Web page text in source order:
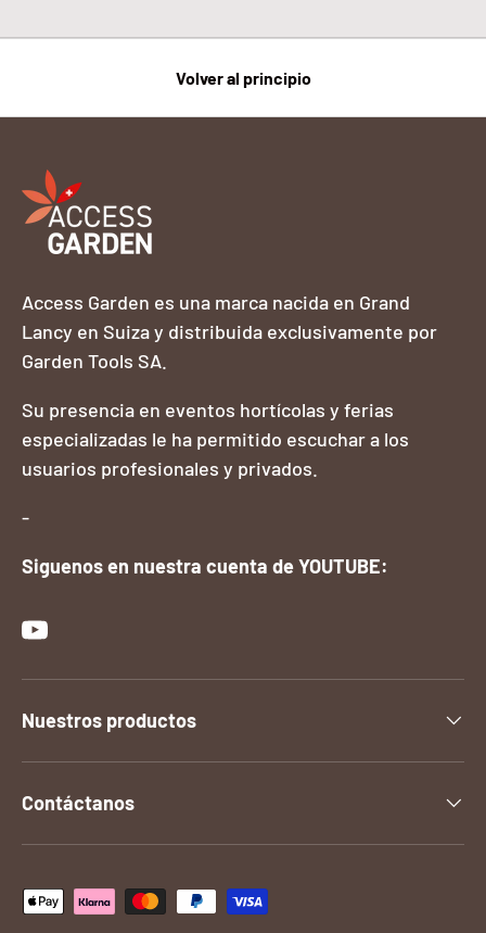
Volver al principio
Access Garden es una marca nacida en Grand
Lancy en Suiza y distribuida exclusivamente por
Garden Tools SA.
Su presencia en eventos hortícolas y ferias
especializadas le ha permitido escuchar a los
usuarios profesionales y privados.
-
Siguenos en nuestra cuenta de YOUTUBE:
YouTube
Nuestros productos
Contáctanos
Formas de pago aceptadas